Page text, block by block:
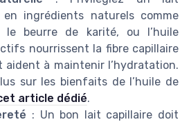
ingrédients naturels comme
le beurre de karité, ou l’huile
nourrissent la fibre capillaire
aident à maintenir l’hydratation.
sur les bienfaits de l’huile de
article dédié.
: Un bon lait capillaire doit